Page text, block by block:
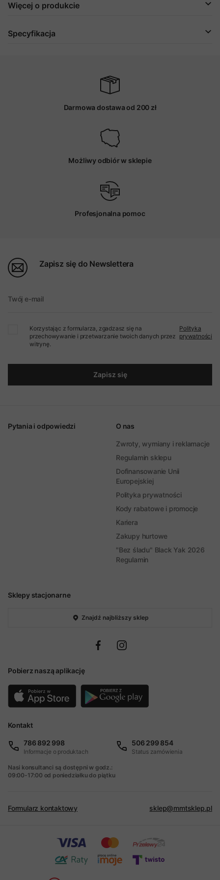
Więcej o produkcie
Specyfikacja
Darmowa dostawa od 200 zł
Możliwy odbiór w sklepie
Profesjonalna pomoc
Zapisz się do Newslettera
Twój e-mail
Korzystając z formularza, zgadzasz się na
przechowywanie i przetwarzanie twoich danych przez
witrynę.
Polityka
prywatności
Zapisz się
Sklepy stacjonarne
Znajdź najbliższy sklep
Pobierz naszą aplikację
Pytania i odpowiedzi O nas
Zwroty, wymiany i reklamacje
Regulamin sklepu
Dofinansowanie Unii
Europejskiej
Polityka prywatności
Kody rabatowe i promocje
Kariera
Zakupy hurtowe
"Bez śladu" Black Yak 2026
Regulamin
Kontakt
786 892 998
Informacje o produktach
506 299 854
Status zamówienia
Nasi konsultanci są dostępni w godz.:
09:00-17:00 od poniedziałku do piątku
Formularz kontaktowy sklep@mmtsklep.pl